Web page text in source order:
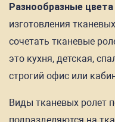
Разнообразные цвета
изготовления
сочетать тканевые
это кухня, детская,
строгий офис или
Виды тканевых ролет